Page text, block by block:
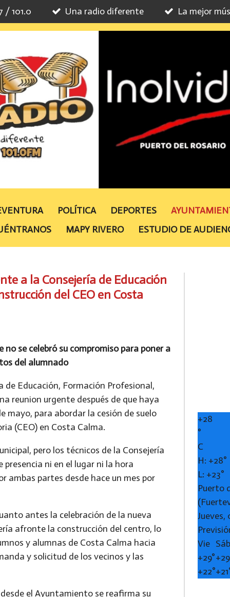
/ 101.0 Una radio diferente La mejor
POLÍTICA DEPORTES
MAPY RIVERO ESTUDIO DE
a la Consejería de Educación
del CEO en Costa
se celebró su compromiso para poner a
del alumnado
Educación, Formación Profesional,
reunion urgente después de que haya
mayo, para abordar la cesión de suelo
(CEO) en Costa Calma.
pero los técnicos de la Consejería
ni en el lugar ni la hora
ambas partes desde hace un mes por
antes la celebración de la nueva
afronte la construcción del centro, lo
y alumnas de Costa Calma hacia
y solicitud de los vecinos y las
el Ayuntamiento se reafirma su
+28
°
C
H: +28°
L: +23°
Puerto
Vie
+29°+
+22°+